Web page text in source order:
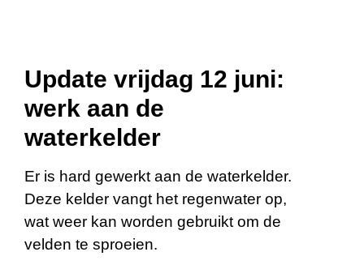
Update vrijdag 12 juni:
werk aan de
waterkelder
Er is hard gewerkt aan de waterkelder.
Deze kelder vangt het regenwater op,
wat weer kan worden gebruikt om de
velden te sproeien.